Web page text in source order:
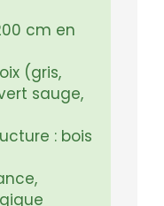
cm en
(gris,
sauge,
: bois